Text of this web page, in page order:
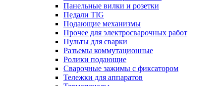
Панельные вилки и розетки
Педали TIG
Подающие механизмы
Прочее для электросварочных работ
Пульты для сварки
Разъемы коммутационные
Ролики подающие
Сварочные зажимы с фиксатором
Тележки для аппаратов